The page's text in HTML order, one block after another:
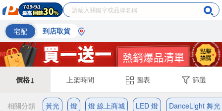
宅配 到店取貨
價格↓ 上架時間 圖表 篩選
相關分類 黃光 燈 燈 線上商城 LED 燈 DanceLight 舞